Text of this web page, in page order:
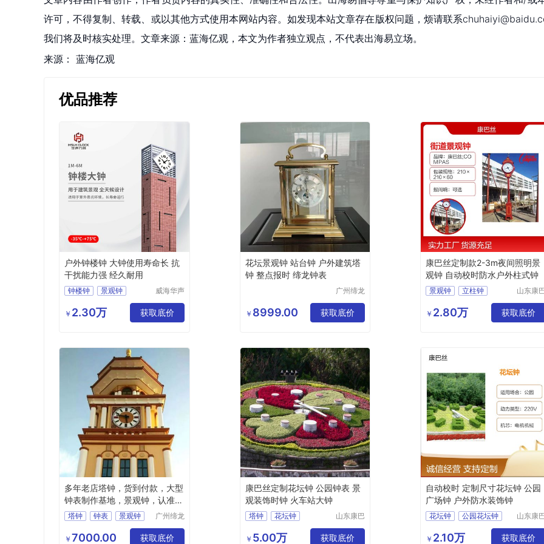
许可，不得复制、转载、或以其他方式使用本网站内容。如发现本站文章存在版权问题，烦请联系
我们将及时核实处理。文章来源：蓝海亿观，本文为作者独立观点，不代表出海易立场。
来源： 蓝海亿观
优品推荐
户外钟楼钟 大钟使用寿命长 抗
干扰能力强 经久耐用
钟楼钟
景观钟
楼顶装饰钟
塔钟更换
威海华声
有限公司
￥ 2.30万 获取底价
花坛景观钟 站台钟 户外建筑塔
钟 整点报时 缔龙钟表
广州缔龙
公司
￥ 8999.00 获取底价
康巴丝定制款2-3m夜间照明景
观钟 自动校时防水户外柱式钟
景观钟
立柱钟
街道景观钟
公园景观钟
山东康
限公司
￥ 2.80万 获取底价
多年老店塔钟，货到付款，大型
钟表制作基地，景观钟，认准缔
龙塔钟 钟表
景观钟
广州缔龙
公司
￥ 7000.00 获取底价
康巴丝定制花坛钟 公园钟表 景
观装饰时钟 火车站大钟
塔钟
花坛钟
花钟
山东康巴
限公司
￥ 5.00万 获取底价
自动校时 定制尺寸花坛钟 公园
广场钟 户外防水装饰钟
花坛钟
公园花坛钟
小区花坛钟
山东康
限公司
￥ 2.10万 获取底价